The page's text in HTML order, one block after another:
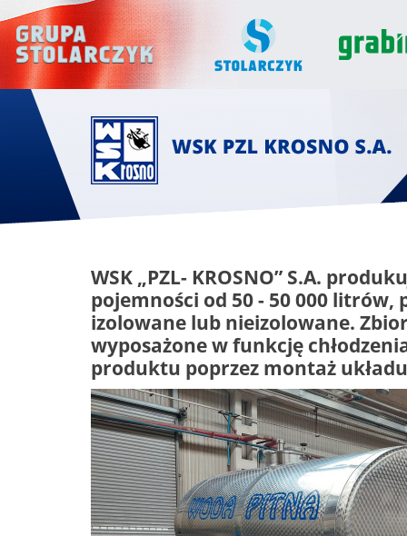
WSK „PZL- KROSNO” S.A.
pojemności od 50 - 50 000 litrów,
izolowane lub nieizolowane.
wyposażone w funkcję
produktu poprzez montaż